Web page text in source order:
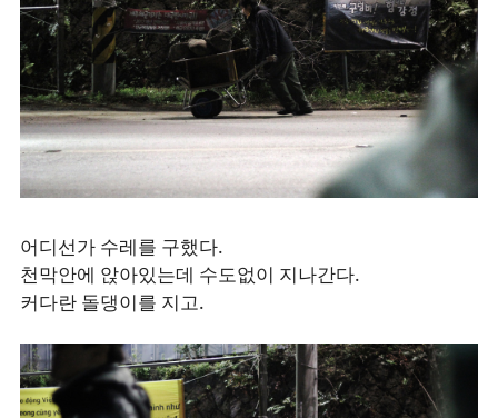
어디선가 수레를 구했다.
천막안에 앉아있는데 수도없이 지나간다.
커다란 돌댕이를 지고.